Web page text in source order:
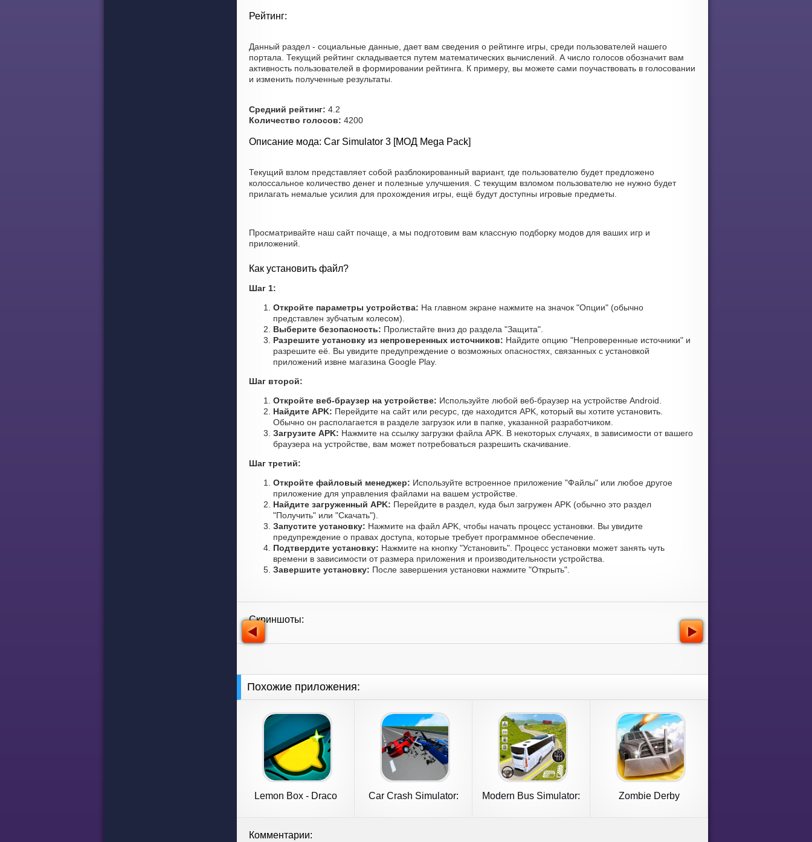
Рейтинг:
Данный раздел - социальные данные, дает вам сведения о рейтинге игры, среди пользователей нашего
портала. Текущий рейтинг складывается путем математических вычислений. А число голосов обозначит вам
активность пользователей в формировании рейтинга. К примеру, вы можете сами поучаствовать в голосовании
и изменить полученные результаты.
Средний рейтинг: 4.2
Количество голосов: 4200
Описание мода: Car Simulator 3 [МОД Mega Pack]
Текущий взлом представляет собой разблокированный вариант, где пользователю будет предложено
колоссальное количество денег и полезные улучшения. С текущим взломом пользователю не нужно будет
прилагать немалые усилия для прохождения игры, ещё будут доступны игровые предметы.
Просматривайте наш сайт почаще, а мы подготовим вам классную подборку модов для ваших игр и
приложений.
Как установить файл?
Шаг 1:
Откройте параметры устройства: На главном экране нажмите на значок "Опции" (обычно
представлен зубчатым колесом).
Выберите безопасность: Пролистайте вниз до раздела "Защита".
Разрешите установку из непроверенных источников: Найдите опцию "Непроверенные источники" и
разрешите её. Вы увидите предупреждение о возможных опасностях, связанных с установкой
приложений извне магазина Google Play.
Шаг второй:
Откройте веб-браузер на устройстве: Используйте любой веб-браузер на устройстве Android.
Найдите APK: Перейдите на сайт или ресурс, где находится APK, который вы хотите установить.
Обычно он располагается в разделе загрузок или в папке, указанной разработчиком.
Загрузите APK: Нажмите на ссылку загрузки файла APK. В некоторых случаях, в зависимости от вашего
браузера на устройстве, вам может потребоваться разрешить скачивание.
Шаг третий:
Откройте файловый менеджер: Используйте встроенное приложение "Файлы" или любое другое
приложение для управления файлами на вашем устройстве.
Найдите загруженный APK: Перейдите в раздел, куда был загружен APK (обычно это раздел
"Получить" или "Скачать").
Запустите установку: Нажмите на файл APK, чтобы начать процесс установки. Вы увидите
предупреждение о правах доступа, которые требует программное обеспечение.
Подтвердите установку: Нажмите на кнопку "Установить". Процесс установки может занять чуть
времени в зависимости от размера приложения и производительности устройства.
Завершите установку: После завершения установки нажмите "Открыть".
Скриншоты:
Похожие приложения:
Lemon Box - Draco
Car Crash Simulator:
Modern Bus Simulator:
Zombie Derby
Комментарии: